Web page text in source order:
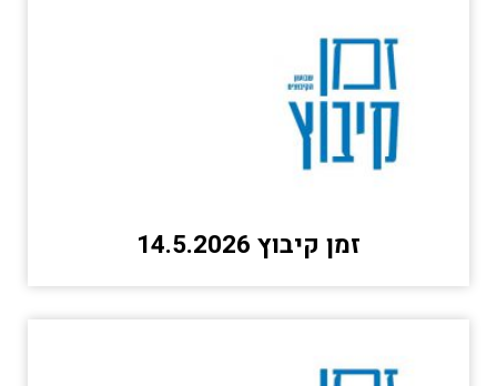
זמן קיבוץ 14.5.2026